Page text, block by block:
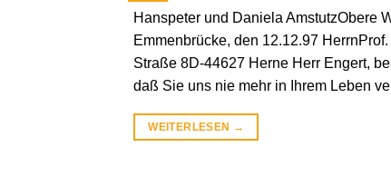
Hanspeter und Daniela AmstutzObere
Emmenbrücke, den 12.12.97
Straße 8D-44627 Herne Herr Engert,
daß Sie uns nie mehr in Ihrem Leben
WEITERLESEN →